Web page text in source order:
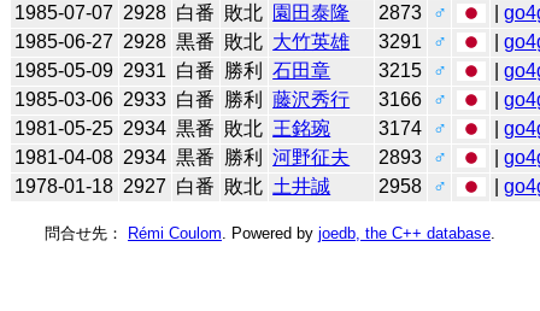
1985-07-07 2928 白番 敗北 園田泰隆 2873 ♂ |
1985-06-27 2928 黒番 敗北 大竹英雄 3291 ♂ |
1985-05-09 2931 白番 勝利 石田章 3215 ♂ |
1985-03-06 2933 白番 勝利 藤沢秀行 3166 ♂ |
1981-05-25 2934 黒番 敗北 王銘琬 3174 ♂ |
1981-04-08 2934 黒番 勝利 河野征夫 2893 ♂ |
1978-01-18 2927 白番 敗北 土井誠 2958 ♂ |
問合せ先： Rémi Coulom . Powered by joedb, the C++ database